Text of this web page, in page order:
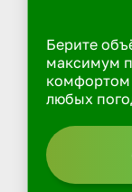
Берите
максимум
комфортом
любых